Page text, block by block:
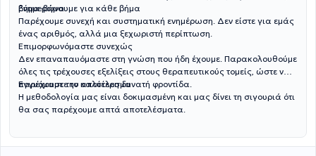
βήμα-βήμα.
Ενημερώνουμε για κάθε βήμα
Παρέχουμε συνεχή και συστηματική ενημέρωση. Δεν είστε για εμάς
ένας αριθμός, αλλά μια ξεχωριστή περίπτωση.
Επιμορφωνόμαστε συνεχώς
Δεν επαναπαυόμαστε στη γνώση που ήδη έχουμε. Παρακολουθούμε
όλες τις τρέχουσες εξελίξεις στους θεραπευτικούς τομείς, ώστε να
παρέχουμε την καλύτερη δυνατή φροντίδα.
Εγγυόμαστε το αποτέλεσμα
Η μεθοδολογία μας είναι δοκιμασμένη και μας δίνει τη σιγουριά ότι
θα σας παρέχουμε απτά αποτελέσματα.